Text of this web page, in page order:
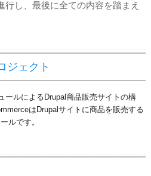
行し、最後に全ての内容を踏まえ
ジェクト
ールによるDrupal商品販売サイトの構
はDrupalサイトに商品を販売する
ルです。